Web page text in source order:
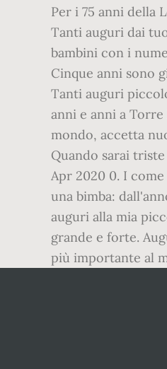
Per i 75 anni della
Tanti auguri dai
bambini con i
Cinque anni sono
Tanti auguri
anni e anni a
mondo, accetta
Quando sarai
Apr 2020 0. I
una bimba:
auguri alla mia
grande e forte.
più importante al